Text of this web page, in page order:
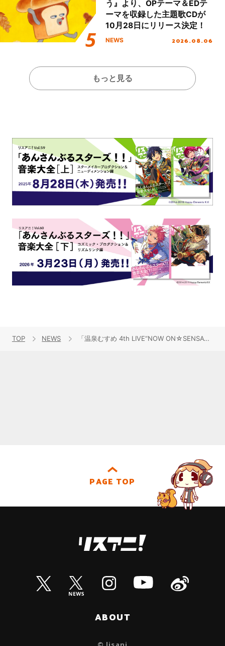
う』より、OPテーマ＆EDテ
ーマを収録した主題歌CDが
10月28日にリリース決定！
NEWS 2026.08.06
もっと見る
TOP NEWS 「温泉むすめ 4th LIVE“NOW ON☆SENSATION!!”～聖夜にワッチョイナ Vol.2～」12月22日開催決定＆ファン待望の3rdライブのブルーレイディスクが発売決定！
PAGE TOP
ABOUT